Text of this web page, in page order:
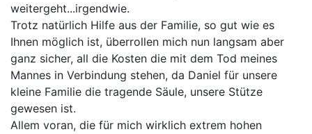
weitergeht...irgendwie.
Trotz natürlich Hilfe aus der Familie, so gut wie es
Ihnen möglich ist, überrollen mich nun langsam aber
ganz sicher, all die Kosten die mit dem Tod meines
Mannes in Verbindung stehen, da Daniel für unsere
kleine Familie die tragende Säule, unsere Stütze
gewesen ist.
Allem voran, die für mich wirklich extrem hohen